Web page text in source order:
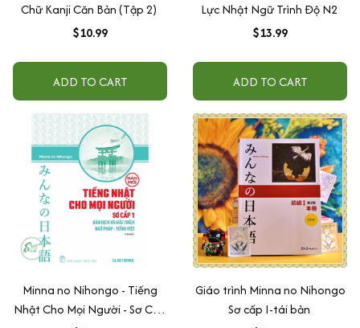
Chữ Kanji Căn Bản (Tập 2)
$10.99
ADD TO CART
Lực Nhật Ngữ Trình Độ N2
$13.99
ADD TO CART
Minna no Nihongo - Tiếng
Nhật Cho Mọi Người - Sơ Cấp
Giáo trình Minna no Nihongo
Sơ cấp I-tái bản